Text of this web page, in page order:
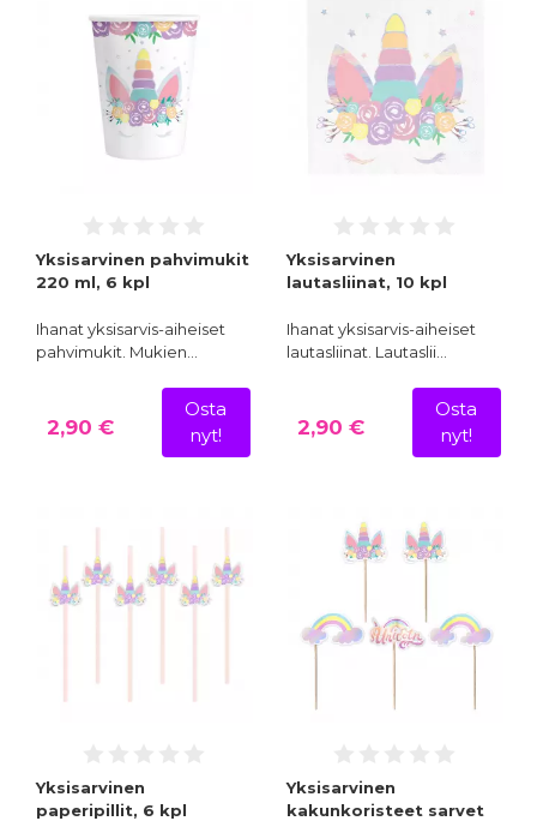
Yksisarvinen pahvimukit
220 ml, 6 kpl
Ihanat yksisarvis-aiheiset
pahvimukit. Mukien…
2,90 €
Osta
nyt!
Yksisarvinen
lautasliinat, 10 kpl
Ihanat yksisarvis-aiheiset
lautasliinat. Lautaslii…
2,90 €
Osta
nyt!
Yksisarvinen
paperipillit, 6 kpl
Yksisarvinen
kakunkoristeet sarvet